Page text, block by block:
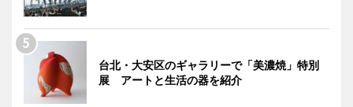
台北・大安区のギャラリーで「美濃焼」特別
展 アートと生活の器を紹介